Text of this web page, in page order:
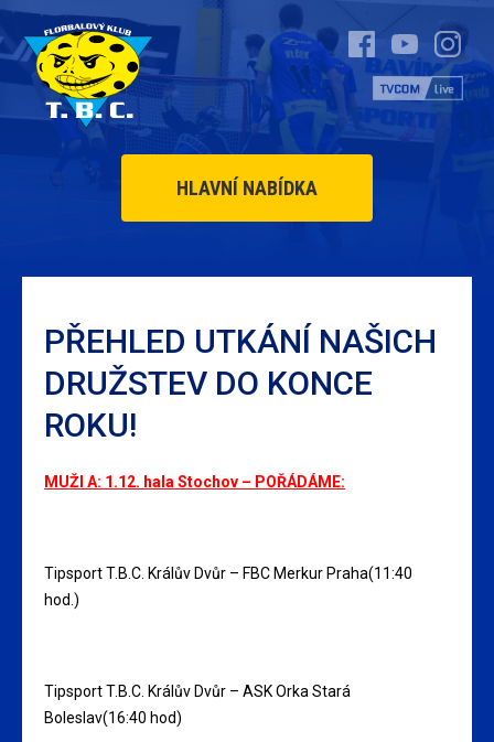
HLAVNÍ NABÍDKA
PŘEHLED UTKÁNÍ NAŠICH
DRUŽSTEV DO KONCE
ROKU!
MUŽI A: 1.12. hala Stochov – POŘÁDÁME:
Tipsport T.B.C. Králův Dvůr – FBC Merkur Praha(11:40
hod.)
Tipsport T.B.C. Králův Dvůr – ASK Orka Stará
Boleslav(16:40 hod)